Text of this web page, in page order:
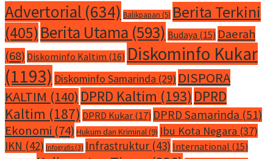
Advertorial (634) Balikpapan (5) Berita Terkini
(405)Berita Utama (593) Budaya (15) Daerah
(68) Diskominfo Kaltim (16) Diskominfo Kukar
(1193) Diskominfo Samarinda (29) DISPORA
KALTIM (140) DPRD Kaltim (193) DPRD
Kaltim (187) DPRD Kukar (17) DPRD Samarinda (51)
Ekonomi (74) Hukum dan Kriminal(9) Ibu Kota Negara (37)
IKN (42) Infografis (3) Infrastruktur (43) International (15)